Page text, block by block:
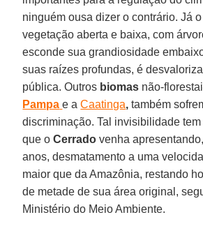
ninguém ousa dizer o contrário. Já
vegetação aberta e baixa, com
esconde sua grandiosidade
suas raízes profundas, é
pública. Outros biomas não-
Pampa e aCaatinga, também
discriminação. Tal invisibilidade
que oCerrado venha
anos, desmatamento a uma
maior que da Amazônia, restando
de metade de sua área original,
Ministério do Meio Ambiente.